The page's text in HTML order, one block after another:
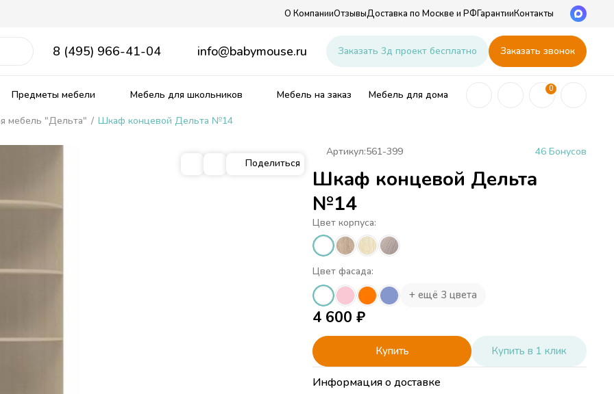
О КомпанииОтзывыДоставка по Москве и РФГарантииКонтакты
8 (495) 966-41-04 info@babymouse.ru Заказать 3д проект бесплатно Заказать звонок
Предметы мебели Мебель для школьников Мебель на заказ Мебель для дома 0
мебель "Дельта" / Шкаф концевой Дельта №14
Поделиться
Артикул:561-399 46 Бонусов
Шкаф концевой Дельта
№14
Цвет корпуса:
Цвет фасада:
+ ещё 3 цвета
4 600 ₽
Купить Купить в 1 клик
Информация о доставке